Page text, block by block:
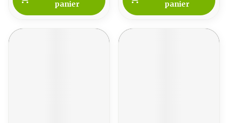
panier
panier